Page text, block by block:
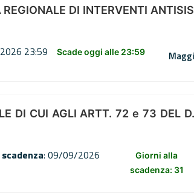
DI INTERVENTI
23:59 Scade oggi alle 23:59
DI CUI AGLI ARTT. 72 e 73 DEL
: 09/09/2026
Giorni alla
scadenza: 31